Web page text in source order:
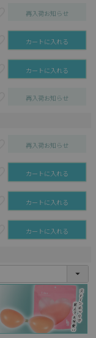
再入荷お知らせ
カートに入れる
カートに入れる
再入荷お知らせ
再入荷お知らせ
カートに入れる
カートに入れる
カートに入れる